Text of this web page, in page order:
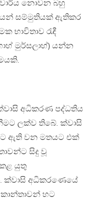
නොවන බහු
සම්මුතියක් ඇතිකර
භාවිතාව රැඳී
මුර්සලාහ්) යන්න
අධිකරණ පද්ධතිය
ලක්ව තිබේ. ක්වාසි
ඇති වන මතයට එක්
සිදු වූ
යුතු
ක්වාසි අධිකරණෙයේ
කාන්තාවන් හට